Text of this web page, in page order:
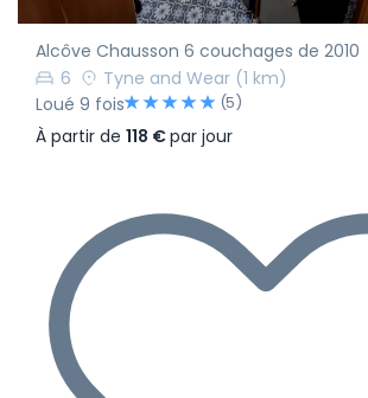
Alcôve Chausson 6 couchages de 2010
6
Tyne and Wear (1 km)
Loué 9 fois
(5)
À partir de 118 €par jour